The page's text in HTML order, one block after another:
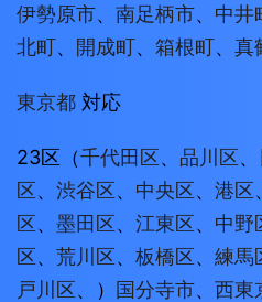
伊勢原市、 南足柄市、 中井
北町、 開成町、 箱根町、 真
東京都 対応
23区（千代田区、 品川区、
区、 渋谷区、 中央区、 港区、
区、 墨田区、 江東区、 中野
区、 荒川区、 板橋区、 練馬
戸川区、） 国分寺市、 西東